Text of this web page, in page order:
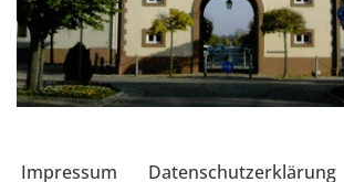
Impressum Datenschutzerklärung